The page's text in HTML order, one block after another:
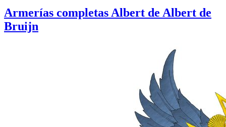
Armerías completas Albert de Albert de
Bruijn